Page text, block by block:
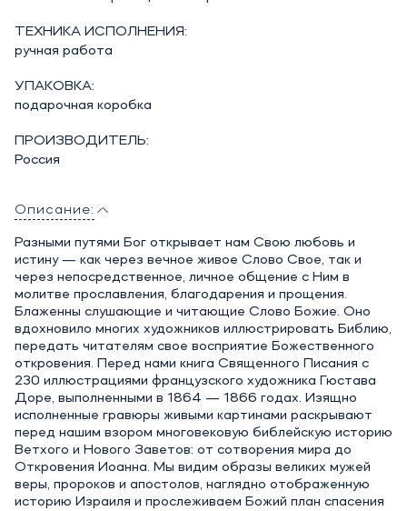
ТЕХНИКА ИСПОЛНЕНИЯ:
ручная работа
УПАКОВКА:
подарочная коробка
ПРОИЗВОДИТЕЛЬ:
Россия
Описание:
Разными путями Бог открывает нам Свою любовь и
истину — как через вечное живое Слово Свое, так и
через непосредственное, личное общение с Ним в
молитве прославления, благодарения и прощения.
Блаженны слушающие и читающие Слово Божие. Оно
вдохновило многих художников иллюстрировать Библию,
передать читателям свое восприятие Божественного
откровения. Перед нами книга Священного Писания с
230 иллюстрациями французского художника Гюстава
Доре, выполненными в 1864 — 1866 годах. Изящно
исполненные гравюры живыми картинами раскрывают
перед нашим взором многовековую библейскую историю
Ветхого и Нового Заветов: от сотворения мира до
Откровения Иоанна. Мы видим образы великих мужей
веры, пророков и апостолов, наглядно отображенную
историю Израиля и прослеживаем Божий план спасения